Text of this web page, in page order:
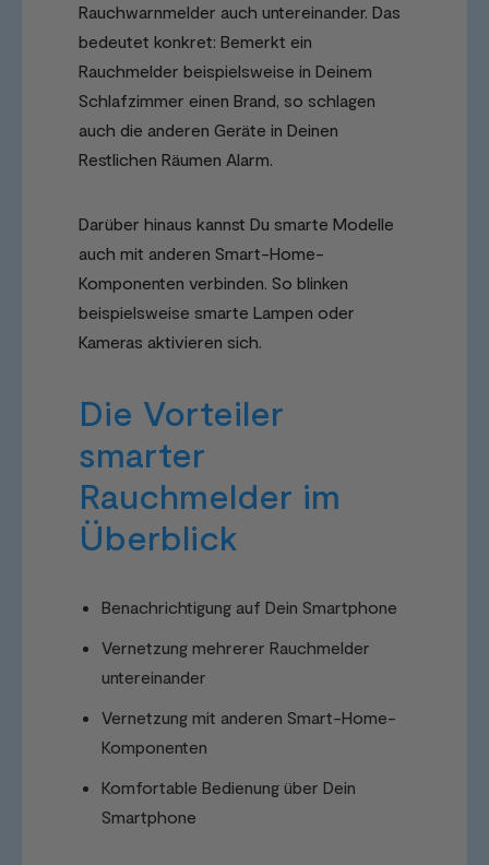
Rauchwarnmelder auch untereinander. Das
bedeutet konkret: Bemerkt ein
Rauchmelder beispielsweise in Deinem
Schlafzimmer einen Brand, so schlagen
auch die anderen Geräte in Deinen
Restlichen Räumen Alarm.
Darüber hinaus kannst Du smarte Modelle
auch mit anderen Smart-Home-
Komponenten verbinden. So blinken
beispielsweise smarte Lampen oder
Kameras aktivieren sich.
Die Vorteiler
smarter
Rauchmelder im
Überblick
Benachrichtigung auf Dein Smartphone
Vernetzung mehrerer Rauchmelder
untereinander
Vernetzung mit anderen Smart-Home-
Komponenten
Komfortable Bedienung über Dein
Smartphone